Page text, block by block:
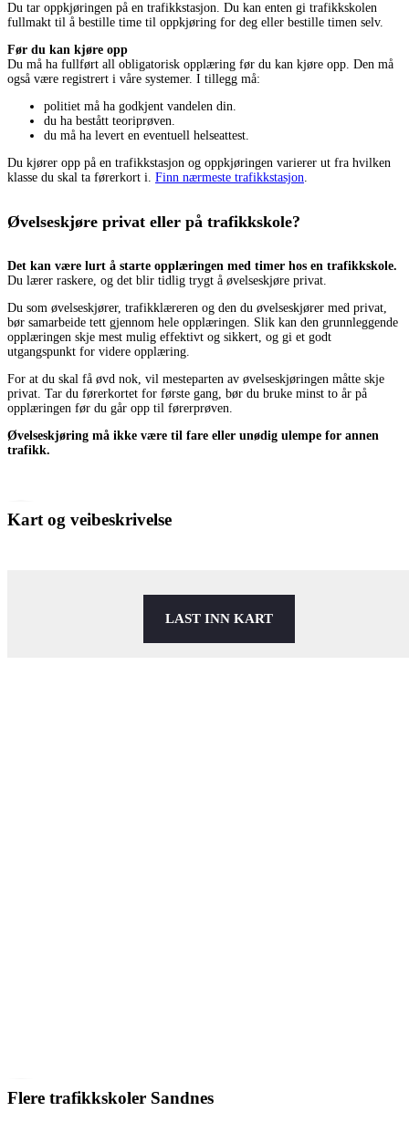
Du tar oppkjøringen på en trafikkstasjon. Du kan enten gi trafikkskolen
fullmakt til å bestille time til oppkjøring for deg eller bestille timen selv.
Før du kan kjøre opp
Du må ha fullført all obligatorisk opplæring før du kan kjøre opp. Den må
også være registrert i våre systemer. I tillegg må:
politiet må ha godkjent vandelen din.
du ha bestått teoriprøven.
du må ha levert en eventuell helseattest.
Du kjører opp på en trafikkstasjon og oppkjøringen varierer ut fra hvilken
klasse du skal ta førerkort i. Finn nærmeste trafikkstasjon
Øvelseskjøre privat eller på trafikkskole?
Det kan være lurt å starte opplæringen med timer hos en trafikkskole.
Du lærer raskere, og det blir tidlig trygt å øvelseskjøre privat.
Du som øvelseskjører, trafikklæreren og den du øvelseskjører med privat,
bør samarbeide tett gjennom hele opplæringen. Slik kan den grunnleggende
opplæringen skje mest mulig effektivt og sikkert, og gi et godt
utgangspunkt for videre opplæring.
For at du skal få øvd nok, vil mesteparten av øvelseskjøringen måtte skje
privat. Tar du førerkortet for første gang, bør du bruke minst to år på
opplæringen før du går opp til førerprøven.
Øvelseskjøring må ikke være til fare eller unødig ulempe for annen
trafikk.
Kart og veibeskrivelse
LAST INN KART
Flere trafikkskoler Sandnes